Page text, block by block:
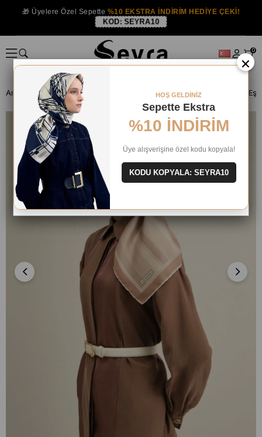
🎁 Üyelere Özel Sepette %10 EKSTRA İNDİRİM HEDİYE ÇEKİ!
KOD: SEYRA10
0
Anasayfa İPEK EŞARP Armine İpek 2025 Yaz
×
HOŞ GELDİNİZ
Sepette Ekstra
%10 İNDİRİM
Üye alışverişine özel kodu kopyala!
KODU KOPYALA: SEYRA10